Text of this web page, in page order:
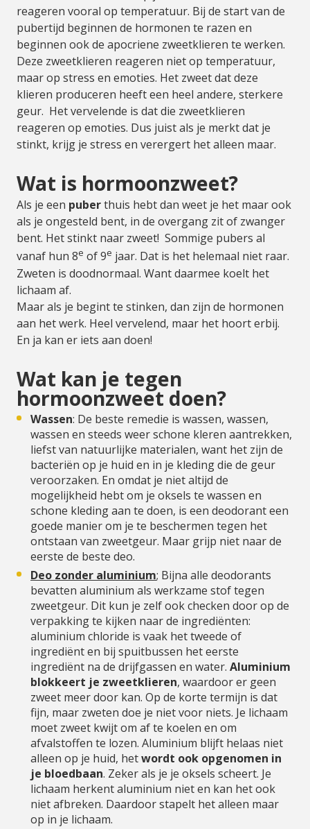
reageren vooral op temperatuur. Bij de start van de
pubertijd beginnen de hormonen te razen en
beginnen ook de apocriene zweetklieren te werken.
Deze zweetklieren reageren niet op temperatuur,
maar op stress en emoties. Het zweet dat deze
klieren produceren heeft een heel andere, sterkere
geur. Het vervelende is dat die zweetklieren
reageren op emoties. Dus juist als je merkt dat je
stinkt, krijg je stress en verergert het alleen maar.
Wat is hormoonzweet?
Als je een puberthuis hebt dan weet je het maar ook
als je ongesteld bent, in de overgang zit of zwanger
bent. Het stinkt naar zweet! Sommige pubers al
vanaf hun 8e of 9e jaar. Dat is het helemaal niet raar.
Zweten is doodnormaal. Want daarmee koelt het
lichaam af.
Maar als je begint te stinken, dan zijn de hormonen
aan het werk. Heel vervelend, maar het hoort erbij.
En ja kan er iets aan doen!
Wat kan je tegen
hormoonzweet doen?
Wassen: De beste remedie is wassen, wassen,
wassen en steeds weer schone kleren aantrekken,
liefst van natuurlijke materialen, want het zijn de
bacteriën op je huid en in je kleding die de geur
veroorzaken. En omdat je niet altijd de
mogelijkheid hebt om je oksels te wassen en
schone kleding aan te doen, is een deodorant een
goede manier om je te beschermen tegen het
ontstaan van zweetgeur. Maar grijp niet naar de
eerste de beste deo.
Deo zonder aluminium; Bijna alle deodorants
bevatten aluminium als werkzame stof tegen
zweetgeur. Dit kun je zelf ook checken door op de
verpakking te kijken naar de ingrediënten:
aluminium chloride is vaak het tweede of
ingrediënt en bij spuitbussen het eerste
ingrediënt na de drijfgassen en water. Aluminium
blokkeert je zweetklieren, waardoor er geen
zweet meer door kan. Op de korte termijn is dat
fijn, maar zweten doe je niet voor niets. Je lichaam
moet zweet kwijt om af te koelen en om
afvalstoffen te lozen. Aluminium blijft helaas niet
alleen op je huid, hetwordt ook opgenomen in
je bloedbaan. Zeker als je je oksels scheert. Je
lichaam herkent aluminium niet en kan het ook
niet afbreken. Daardoor stapelt het alleen maar
op in je lichaam.